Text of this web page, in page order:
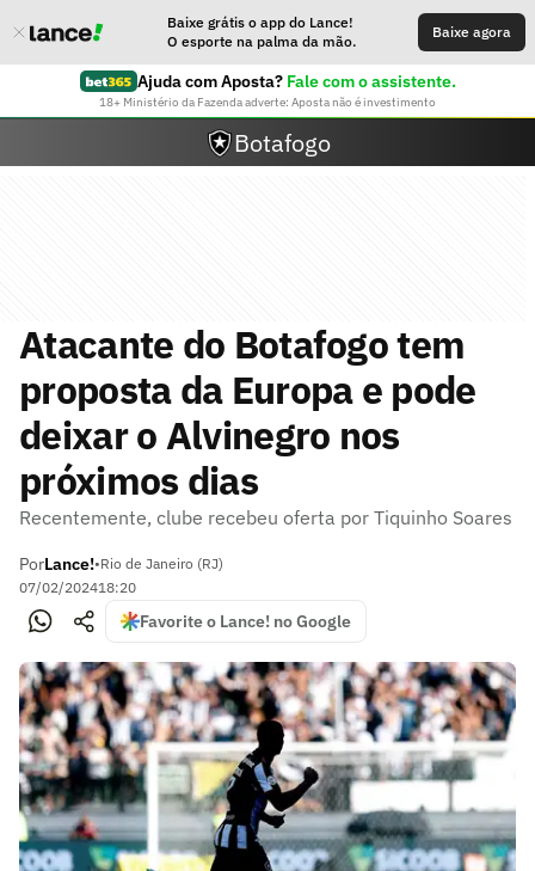
Baixe grátis o app do Lance!
O esporte na palma da mão.
Baixe agora
Ajuda com Aposta? Fale com o assistente.
18+ Ministério da Fazenda adverte: Aposta não é investimento
Botafogo
Atacante do Botafogo tem
proposta da Europa e pode
deixar o Alvinegro nos
próximos dias
Recentemente, clube recebeu oferta por Tiquinho Soares
PorLance!•Rio de Janeiro (RJ)
07/02/202418:20
Favorite o Lance! no Google